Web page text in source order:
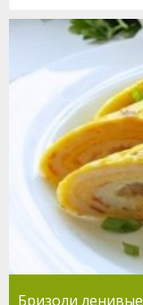
Бризоли ленивые